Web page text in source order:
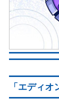
「エディオ